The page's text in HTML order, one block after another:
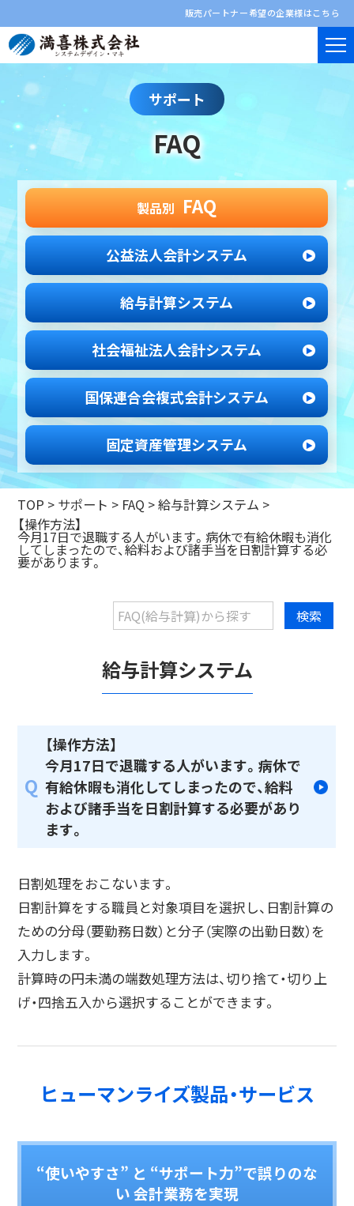
販売パートナー希望の企業様はこちら
サポート
FAQ
製品別 FAQ
公益法人会計システム
給与計算システム
社会福祉法人会計システム
国保連合会複式会計システム
固定資産管理システム
TOP > サポート > FAQ >給与計算システム >
【操作方法】
今月17日で退職する人がいます。病休で有給休暇も消化
してしまったので、給料および諸手当を日割計算する必
要があります。
給与計算システム
Q
【操作方法】
今月17日で退職する人がいます。病休で
有給休暇も消化してしまったので、給料
および諸手当を日割計算する必要があり
ます。
日割処理をおこないます。
日割計算をする職員と対象項目を選択し、日割計算の
ための分母（要勤務日数）と分子（実際の出勤日数）を
入力します。
計算時の円未満の端数処理方法は、切り捨て・切り上
げ・四捨五入から選択することができます。
ヒューマンライズ製品・サービス
“使いやすさ” と “サポート力”で誤りのな
い 会計業務を実現